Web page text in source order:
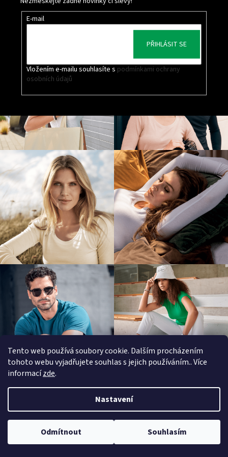
Tento web používá soubory cookie. Dalším procházením
tohoto webu vyjadřujete souhlas s jejich používáním.. Více
informacízde.
Nastavení
Odmítnout Souhlasím
E-mail
Vložením e-mailu souhlasíte s podmínkami ochrany
osobních údajů
PŘIHLÁSIT SE
Informace pro zákazníky
VRÁCENÍ ZBOŽÍ / VÝMĚNA ZBOŽÍ / REKLAMACE